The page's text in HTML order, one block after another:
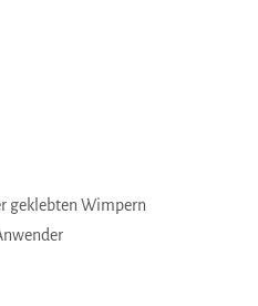
geklebten Wimpern